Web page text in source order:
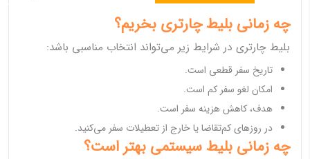
چه زمانی بلیط چارتری بخریم؟
بلیط چارتری در شرایط زیر می‌تواند انتخاب مناسبی باشد:
تاریخ سفر قطعی است.
امکان لغو سفر کم است.
هدف، کاهش هزینه سفر است.
در روزهای کم‌تقاضا یا خارج از تعطیلات سفر می‌کنید.
چه زمانی بلیط سیستمی بهتر است؟